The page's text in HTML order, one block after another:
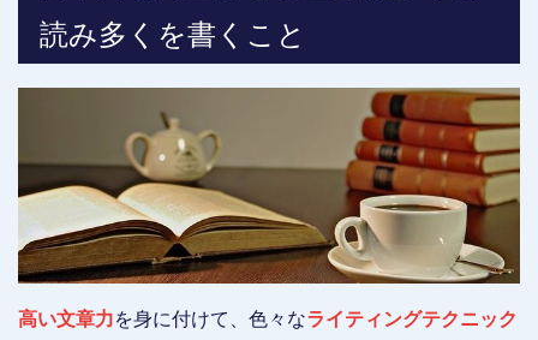
読み多くを書くこと
高い文章力を身に付けて、色々なライティングテクニック